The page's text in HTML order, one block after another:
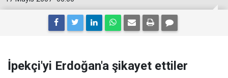
İpekçi'yi Erdoğan'a şikayet ettiler